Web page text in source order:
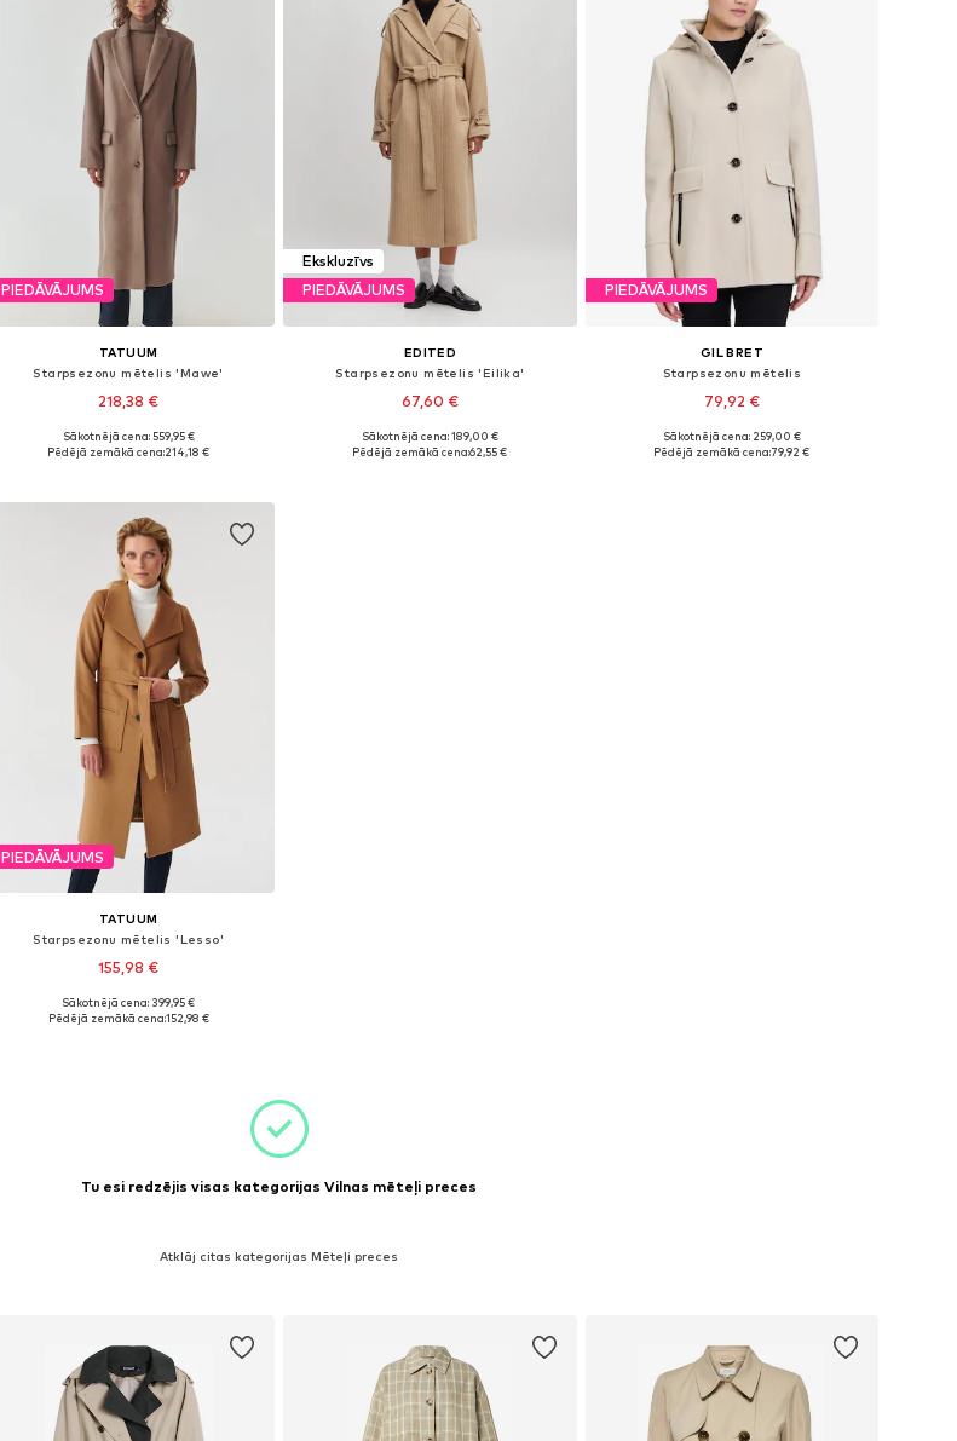
PIEDĀVĀJUMS
TATUUM
Starpsezonu mētelis 'Mawe'
218,38 €
Pieejamie izmēri: M, L
Sākotnējā cena: 559,95 €
Pēdējā zemākā cena:214,18 €
Ekskluzīvs
PIEDĀVĀJUMS
EDITED
Starpsezonu mētelis 'Eilika'
67,60 €
Pieejamie izmēri: XL
Sākotnējā cena: 189,00 €
Pēdējā zemākā cena:62,55 €
PIEDĀVĀJUMS
GIL BRET
Starpsezonu mētelis
79,92 €
Pieejamie izmēri: XXL
Sākotnējā cena: 259,00 €
Pēdējā zemākā cena:79,92 €
PIEDĀVĀJUMS
TATUUM
Starpsezonu mētelis 'Lesso'
155,98 €
Pieejamie izmēri: L
Sākotnējā cena: 399,95 €
Pēdējā zemākā cena:152,98 €
Tu esi redzējis visas kategorijas Vilnas mēteļi preces
Atklāj citas kategorijas Mēteļi preces